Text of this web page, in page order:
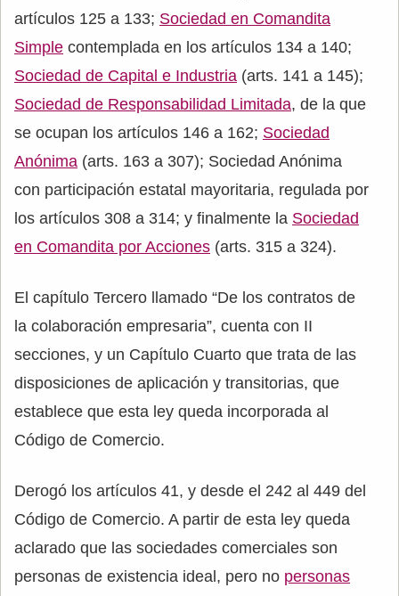
artículos 125 a 133; Sociedad en Comandita
Simple contemplada en los artículos 134 a 140;
Sociedad de Capital e Industria (arts. 141 a 145);
Sociedad de Responsabilidad Limitada, de la que
se ocupan los artículos 146 a 162; Sociedad
Anónima (arts. 163 a 307); Sociedad Anónima
con participación estatal mayoritaria, regulada por
los artículos 308 a 314; y finalmente la Sociedad
en Comandita por Acciones (arts. 315 a 324).
El capítulo Tercero llamado “De los contratos de
la colaboración empresaria”, cuenta con II
secciones, y un Capítulo Cuarto que trata de las
disposiciones de aplicación y transitorias, que
establece que esta ley queda incorporada al
Código de Comercio.
Derogó los artículos 41, y desde el 242 al 449 del
Código de Comercio. A partir de esta ley queda
aclarado que las sociedades comerciales son
personas de existencia ideal, pero no personas